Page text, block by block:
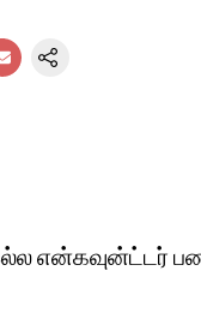
என்கவுன்ட்டர்